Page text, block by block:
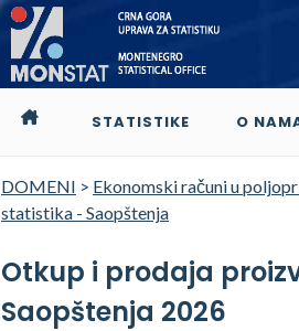
STATISTIKE O
DOMENI > Ekonomski računi u
statistika - Saopštenja
Otkup i prodaja
Saopštenja 2026